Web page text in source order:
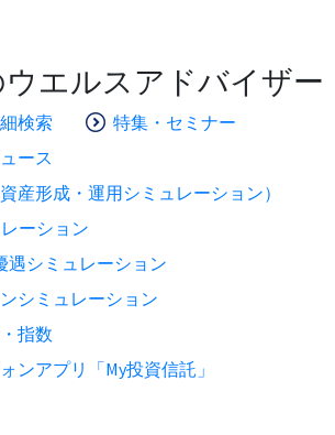
エルスアドバイザー
検索
特集・セミナー
ース
産形成・運用シミュレーション）
ーション
遇シミュレーション
シミュレーション
指数
ンアプリ「My投資信託」